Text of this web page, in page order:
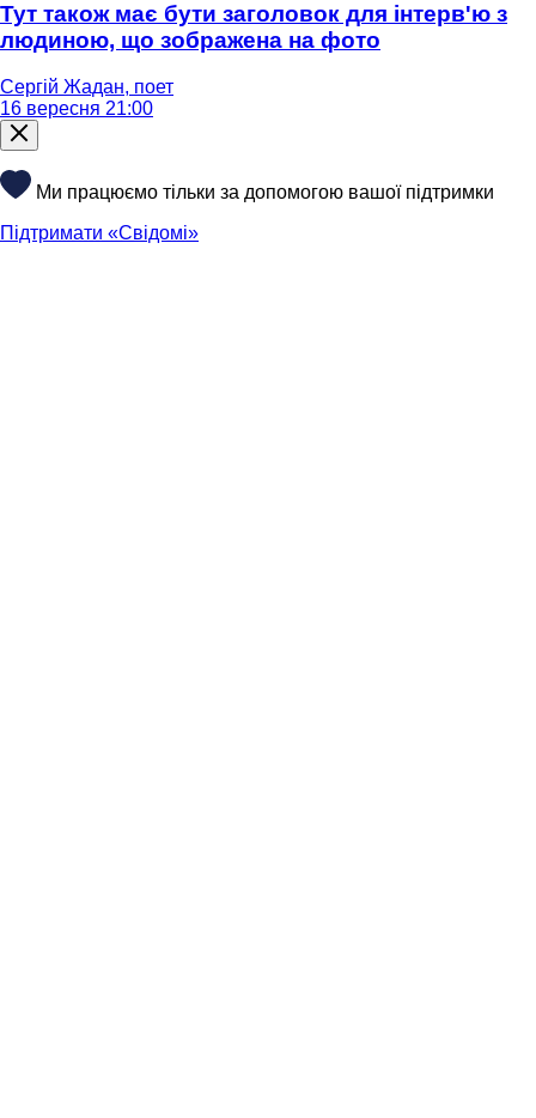
Тут також має бути заголовок для інтерв'ю з
людиною, що зображена на фото
Сергій Жадан, поет
16 вересня 21:00
Ми працюємо тільки за допомогою вашої підтримки
Підтримати «Свідомі»